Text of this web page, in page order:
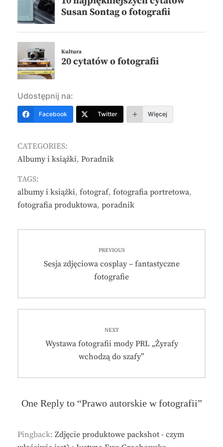
n
-
a
-
o
w
Udostępnij na:
Facebook Twitter Więcej
CATEGORIES:
Albumy i książki, Poradnik
TAGS:
albumy i książki, fotograf, fotografia portretowa,
fotografia produktowa, poradnik
wpisu
PREVIOUS
Previous
Sesja zdjęciowa cosplay – fantastyczne
fotografie
NEXT
Next
Wystawa fotografii mody PRL „Żyrafy
wchodzą do szafy”
One Reply to “Prawo autorskie w fotografii”
Pingback: Zdjęcie produktowe packshot - czym